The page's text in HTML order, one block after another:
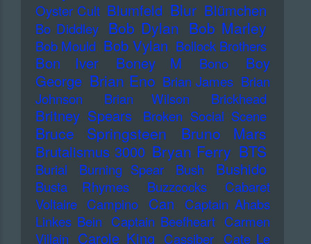
Oyster Cult Blumfeld Blur Blümchen
Bo Diddley Bob Dylan Bob Marley
Bob Mould Bob Vylan Bollock Brothers
Bon Iver Boney M Bono
Boy
George Brian Eno Brian James Brian
Johnson
Brian Wilson Brickhead
Britney Spears Broken Social Scene
Bruce Springsteen Bruno Mars
Brutalismus 3000 Bryan Ferry BTS
Burial Burning Spear Bush Bushido
Busta Rhymes Buzzcocks
Cabaret
Voltaire Campino Can
Captain Ahabs
Linkes Bein Captain Beefheart Carmen
Villain Carole King Cassiber Cate Le